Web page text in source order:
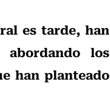
es tarde, han
los
han planteado